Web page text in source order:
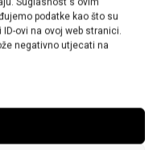
podatke kao što su
ovi na ovoj web stranici.
negativno utjecati na
од вашиот